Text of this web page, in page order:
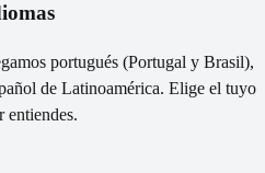
portugués (Portugal y Brasil),
de Latinoamérica. Elige el tuyo
entiendes.